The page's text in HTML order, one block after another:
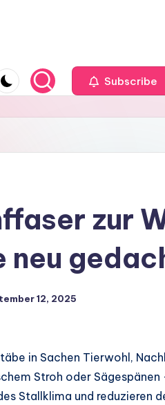
Subscribe
zur
neu
12, 2025
in Sachen Tierwohl,
Stroh oder
Stallklima und reduzieren